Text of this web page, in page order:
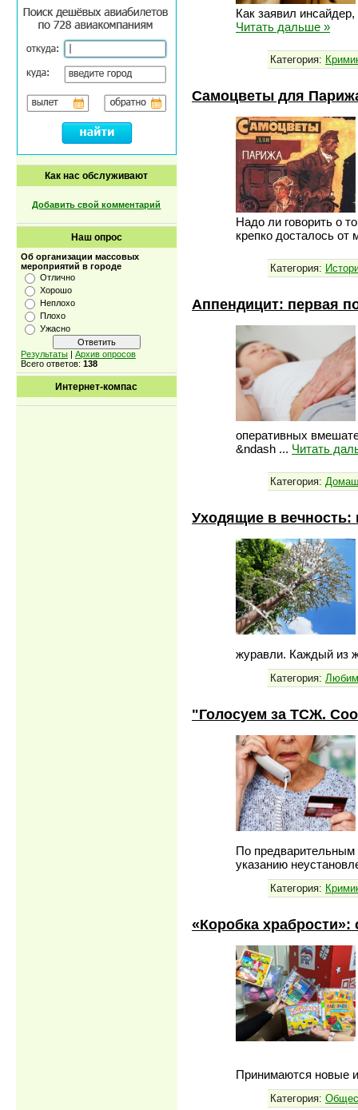
Как нас обслуживают
Добавить свой комментарий
Наш опрос
Об организации массовых
мероприятий в городе
Отлично
Хорошо
Неплохо
Плохо
Ужасно
Результаты | Архив опросов
Всего ответов: 138
Интернет-компас
Как заявил
Читать дальше »
Категория:
Самоцветы для
Надо ли говорить о
крепко досталось
Категория:
Аппендицит: первая
оперативных
&ndash ... Читать
Категория:
Уходящие в вечность:
журавли. Каждый из
Категория:
"Голосуем за ТСЖ.
По
указанию
Категория:
«Коробка
Принимаются новые
Категория: